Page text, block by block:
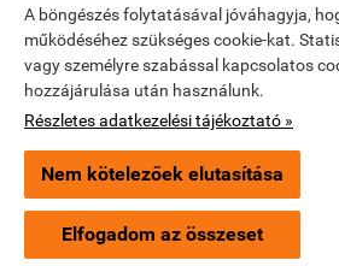
A böngészés folytatásával jóváhagyja,
működéséhez szükséges cookie-kat.
vagy személyre szabással kapcsolatos
hozzájárulása után használunk.
Részletes adatkezelési tájékoztató »
Nem kötelezőek elutasítása
Elfogadom az összeset
Bemutatkozás
Elérhetőségek
Webáruház készítés